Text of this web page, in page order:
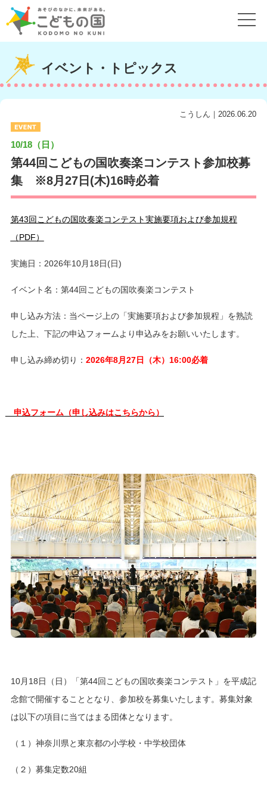
イベント・トピックス
こうしん｜2026.06.20
10/18（日）
第44回こどもの国吹奏楽コンテスト参加校募
集 ※8月27日(木)16時必着
第43回こどもの国吹奏楽コンテスト実施要項および参加規程
（PDF）
実施日：2026年10月18日(日)
イベント名：第44回こどもの国吹奏楽コンテスト
申し込み方法：当ページ上の「実施要項および参加規程」を熟読
した上、下記の申込フォームより申込みをお願いいたします。
申し込み締め切り： 2026年8月27日（木）16:00必着
申込フォーム（申し込みはこちらから）
10月18日（日）「第44回こどもの国吹奏楽コンテスト」を平成記
念館で開催することとなり、参加校を募集いたします。募集対象
は以下の項目に当てはまる団体となります。
（１）神奈川県と東京都の小学校・中学校団体
（２）募集定数20組